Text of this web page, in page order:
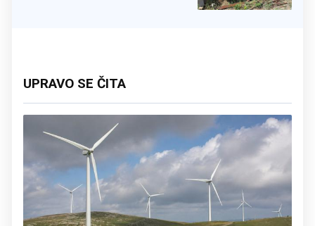
UPRAVO SE ČITA